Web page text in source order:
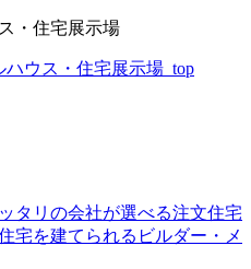
・住宅展示場
ウス・住宅展示場_top
タリの会社が選べる注文住宅
宅を建てられるビルダー・メ